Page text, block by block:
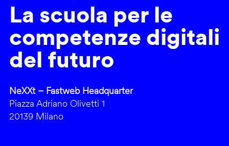
La scuola per le
competenze digitali
del futuro
NeXXt – Fastweb Headquarter
Piazza Adriano Olivetti 1
20139 Milano